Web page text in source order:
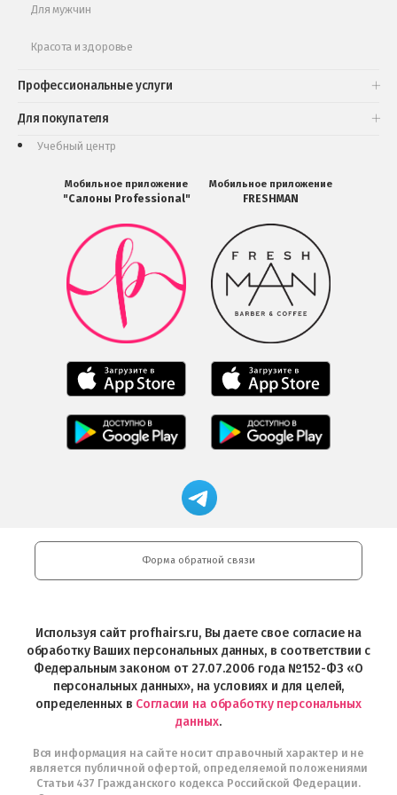
Для мужчин
Красота и здоровье
Профессиональные услуги
Для покупателя
Учебный центр
Мобильное приложение
"Салоны Professional"
Мобильное
приложение
Салоны
Professional
загрузить
в
Google
Мобильное
приложение
Professional
загрузить
Мобильное
приложение
Professional
загрузить
Play
Мобильное приложение
FRESHMAN
Мобильное
приложение
FRESHMAN
в
Google
Play
Мобильное
приложение
загрузить
в
Мобильное
приложение
Магазин
профессиональной
Professional
и
Интернет-
Telegram
Форма обратной связи
Используя сайт profhairs.ru, Вы даете свое согласие на
обработку Ваших персональных данных, в соответствии с
Федеральным законом от 27.07.2006 года №152-ФЗ «О
персональных данных», на условиях и для целей,
определенных в Согласии на обработку персональных
данных.
Вся информация на сайте носит справочный характер и не
является публичной офертой, определяемой положениями
Статьи 437 Гражданского кодекса Российской Федерации.